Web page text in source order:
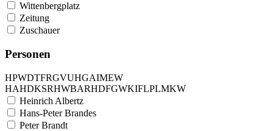
Wittenbergplatz
Zeitung
Zuschauer
Personen
HPWDTFRGVUHGAIMEW
HAHDKSRHWBARHDFGWKIFLPLMKW
Heinrich Albertz
Hans-Peter Brandes
Peter Brandt